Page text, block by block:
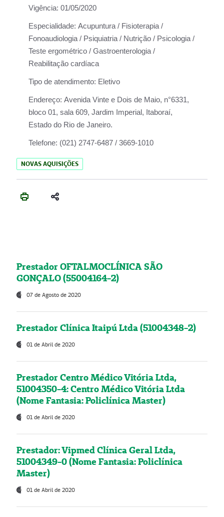
Vigência: 01/05/2020
Especialidade: Acupuntura / Fisioterapia /
Fonoaudiologia / Psiquiatria / Nutrição / Psicologia /
Teste ergométrico / Gastroenterologia /
Reabilitação cardíaca
Tipo de atendimento: Eletivo
Endereço: Avenida Vinte e Dois de Maio, n°6331,
bloco 01, sala 609, Jardim Imperial, Itaboraí,
Estado do Rio de Janeiro.
Telefone: (021) 2747-6487 / 3669-1010
NOVAS AQUISIÇÕES
Prestador OFTALMOCLÍNICA SÃO
GONÇALO (55004164-2)
07 de Agosto de 2020
Prestador Clínica Itaipú Ltda (51004348-2)
01 de Abril de 2020
Prestador Centro Médico Vitória Ltda,
51004350-4: Centro Médico Vitória Ltda
(Nome Fantasia: Policlínica Master)
01 de Abril de 2020
Prestador: Vipmed Clínica Geral Ltda,
51004349-0 (Nome Fantasia: Policlínica
Master)
01 de Abril de 2020